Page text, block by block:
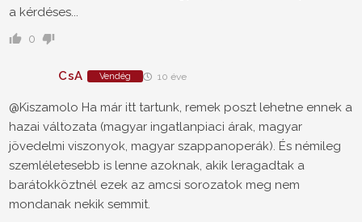
a kérdéses...
0
CsA Vendég 10 éve
@Kiszamolo Ha már itt tartunk, remek poszt lehetne ennek a
hazai változata (magyar ingatlanpiaci árak, magyar
jövedelmi viszonyok, magyar szappanoperák). És némileg
szemléletesebb is lenne azoknak, akik leragadtak a
barátokköztnél ezek az amcsi sorozatok meg nem
mondanak nekik semmit.